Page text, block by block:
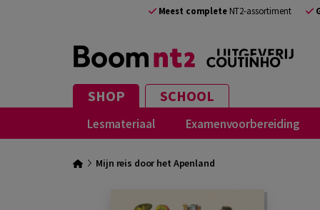
Meest completeNT2-assortiment
SHOP SCHOOL
Lesmateriaal Examenvoorbereiding
Mijn reis door het Apenland